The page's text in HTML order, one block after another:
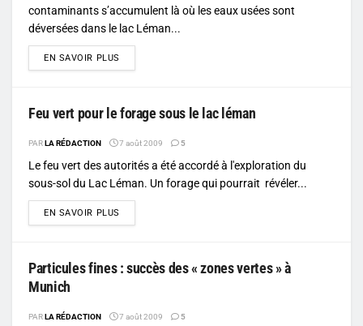
contaminants s’accumulent là où les eaux usées sont
déversées dans le lac Léman...
EN SAVOIR PLUS
Feu vert pour le forage sous le lac léman
PARLA RÉDACTION 7 août 2009 5
Le feu vert des autorités a été accordé à l'exploration du
sous-sol du Lac Léman. Un forage qui pourrait révéler...
EN SAVOIR PLUS
Particules fines : succès des « zones vertes » à
Munich
PARLA RÉDACTION 7 août 2009 5